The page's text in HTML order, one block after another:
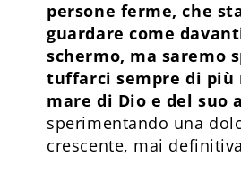
persone ferme, che
guardare come
schermo, ma saremo
tuffarci sempre di più
mare di Dio e del suo
sperimentando una
crescente, mai